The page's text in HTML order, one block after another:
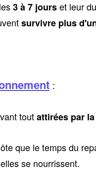
3 à 7 jourset leur
survivre plus
:
toutattirées par
que le temps du
se nourrissent.